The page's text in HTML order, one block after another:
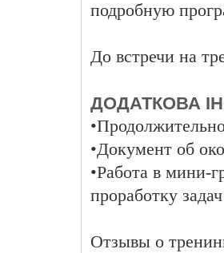
подробную
До встречи на
ДОДАТКОВА
•Документ об
•Работа в мини-
проработку
Отзывы о